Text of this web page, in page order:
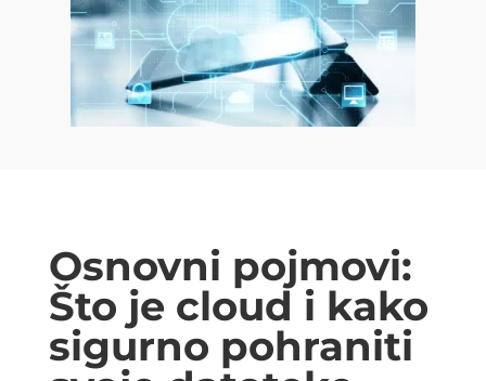
Osnovni pojmovi:
Što je cloud i kako
sigurno pohraniti